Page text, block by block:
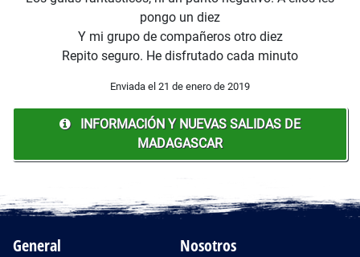
pongo un diez
Y mi grupo de compañeros otro diez
Repito seguro. He disfrutado cada minuto
Enviada el 21 de enero de 2019
INFORMACIÓN Y NUEVAS SALIDAS DE
MADAGASCAR
General Nosotros